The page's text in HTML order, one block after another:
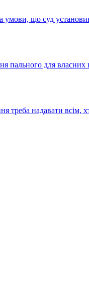
умови, що суд
пального для власних
треба надавати всім,